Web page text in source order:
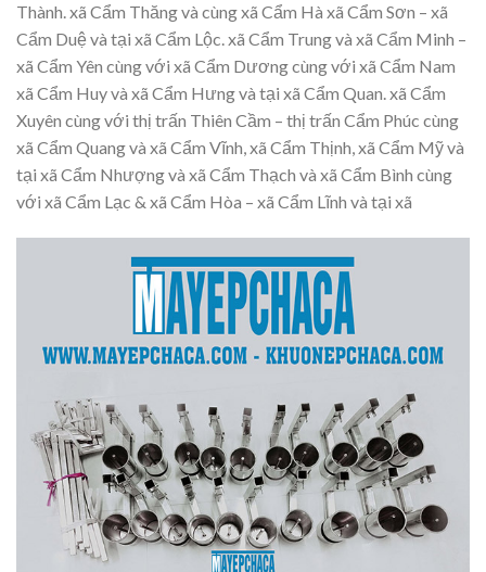
Thành. xã Cẩm Thăng và cùng xã Cẩm Hà xã Cẩm Sơn – xã
Cẩm Duệ và tại xã Cẩm Lộc. xã Cẩm Trung và xã Cẩm Minh –
xã Cẩm Yên cùng với xã Cẩm Dương cùng với xã Cẩm Nam
xã Cẩm Huy và xã Cẩm Hưng và tại xã Cẩm Quan. xã Cẩm
Xuyên cùng với thị trấn Thiên Cầm – thị trấn Cẩm Phúc cùng
xã Cẩm Quang và xã Cẩm Vĩnh, xã Cẩm Thịnh, xã Cẩm Mỹ và
tại xã Cẩm Nhượng và xã Cẩm Thạch và xã Cẩm Bình cùng
với xã Cẩm Lạc & xã Cẩm Hòa – xã Cẩm Lĩnh và tại xã